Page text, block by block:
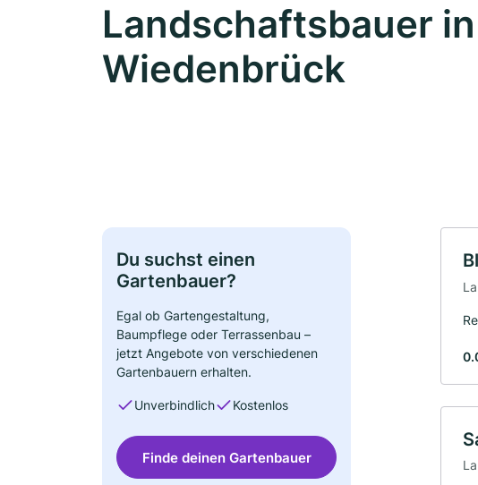
Landschaftsbauer
Wiedenbrück
Du suchst einen
Gartenbauer?
Egal ob Gartengestaltung,
Baumpflege oder Terrassenbau –
jetzt Angebote von verschiedenen
Gartenbauern erhalten.
Unverbindlich Kostenlos
Finde deinen Gartenbauer